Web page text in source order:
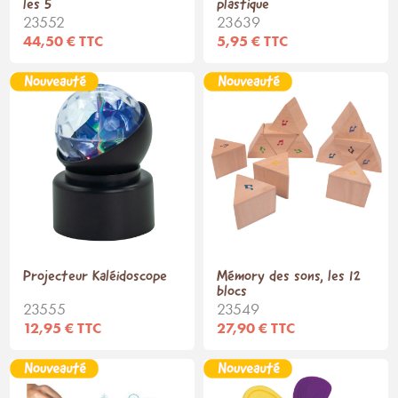
les 5
23552
44,50 € TTC
plastique
23639
5,95 € TTC
Projecteur Kaléidoscope
23555
12,95 € TTC
Mémory des sons, les 12
blocs
23549
27,90 € TTC